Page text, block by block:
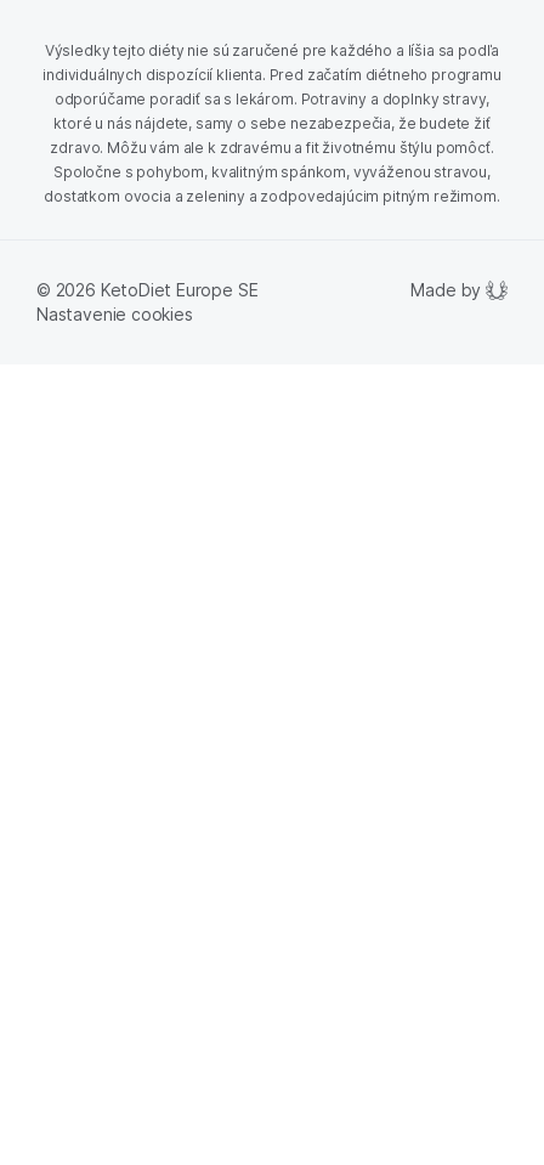
Výsledky tejto diéty nie sú zaručené pre každého a líšia sa podľa
individuálnych dispozícií klienta. Pred začatím diétneho programu
odporúčame poradiť sa s lekárom. Potraviny a doplnky stravy,
ktoré u nás nájdete, samy o sebe nezabezpečia, že budete žiť
zdravo. Môžu vám ale k zdravému a fit životnému štýlu pomôcť.
Spoločne s pohybom, kvalitným spánkom, vyváženou stravou,
dostatkom ovocia a zeleniny a zodpovedajúcim pitným režimom.
© 2026 KetoDiet Europe SE
Nastavenie cookies
Made by